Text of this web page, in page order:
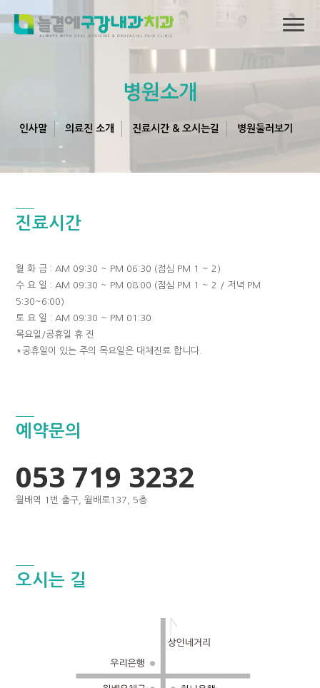
병원소개
인사말 의료진 소개 진료시간 & 오시는길 병원둘러보기
진료시간
월 화 금 : AM 09:30 ~ PM 06:30 (점심 PM 1 ~ 2)
수 요 일 : AM 09:30 ~ PM 08:00 (점심 PM 1 ~ 2 / 저녁 PM
5:30~6:00)
토 요 일 : AM 09:30 ~ PM 01:30
목요일/공휴일 휴 진
*공휴일이 있는 주의 목요일은 대체진료 합니다.
예약문의
053 719 3232
월배역 1번 출구, 월배로137, 5층
오시는 길